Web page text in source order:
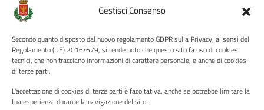
Gestisci Consenso
Secondo quanto disposto dal nuovo regolamento GDPR sulla Privacy, ai sensi del
Regolamento (UE) 2016/679, si rende noto che questo sito fa uso di cookies
tecnici, che non tracciano informazioni di carattere personale, e anche di cookies
di terze parti.
L'accettazione di cookies di terze parti è facoltativa, anche se potrebbe limitare la
tua esperienza durante la navigazione del sito.
Amministrazione Trasparente
Albo pretorio
Informativa privacy
Note legali
Piano di miglioramento del sito